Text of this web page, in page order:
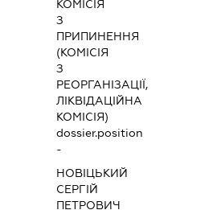
КОМІСІЯ
З
ПРИПИНЕННЯ
(КОМІСІЯ
З
РЕОРГАНІЗАЦІЇ,
ЛІКВІДАЦІЙНА
КОМІСІЯ)
dossier.position
-
НОВІЦЬКИЙ
СЕРГІЙ
ПЕТРОВИЧ